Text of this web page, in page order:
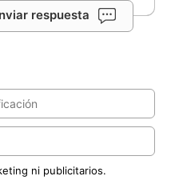
respuesta
ni publicitarios.